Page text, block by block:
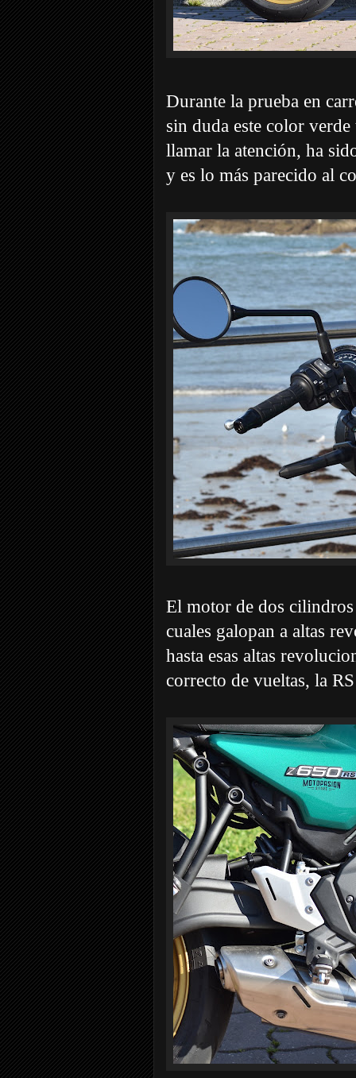
Durante la prueba en
sin duda este color
llamar la atención, ha
y es lo más parecido al
El motor de dos
cuales galopan a altas
hasta esas altas
correcto de vueltas, la